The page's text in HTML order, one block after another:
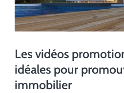
Les vidéos
idéales pour
immobilier